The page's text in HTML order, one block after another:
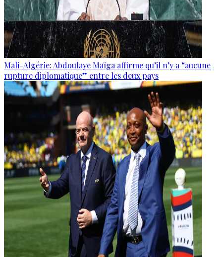
Mali-Algérie: Abdoulaye Maïga affirme qu’il n’y a “aucune
rupture diplomatique” entre les deux pays